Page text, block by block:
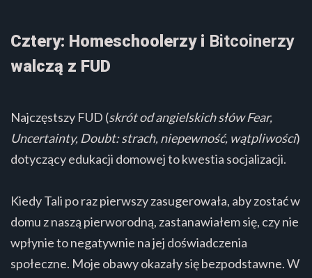
Cztery: Homeschoolerzy i Bitcoinerzy
walczą z FUD
Najczęstszy FUD (skrót od angielskich słów Fear,
Uncertainty, Doubt: strach, niepewność, wątpliwości)
dotyczący edukacji domowej to kwestia socjalizacji.
Kiedy Tali po raz pierwszy zasugerowała, aby zostać w
domu z naszą pierworodną, zastanawiałem się, czy nie
wpłynie to negatywnie na jej doświadczenia
społeczne. Moje obawy okazały się bezpodstawne. W